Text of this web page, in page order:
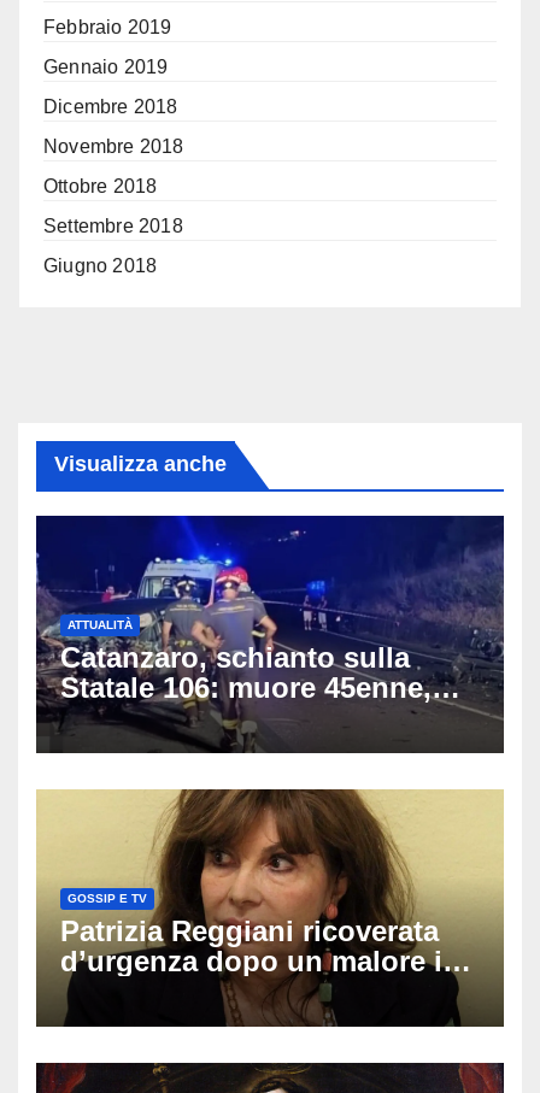
Febbraio 2019
Gennaio 2019
Dicembre 2018
Novembre 2018
Ottobre 2018
Settembre 2018
Giugno 2018
Visualizza anche
ATTUALITÀ
Catanzaro, schianto sulla
Statale 106: muore 45enne,
coinvolti un’auto, un suv e
una moto
GOSSIP E TV
Patrizia Reggiani ricoverata
d’urgenza dopo un malore in
vacanza: come sta oggi l’ex
Lady Gucci